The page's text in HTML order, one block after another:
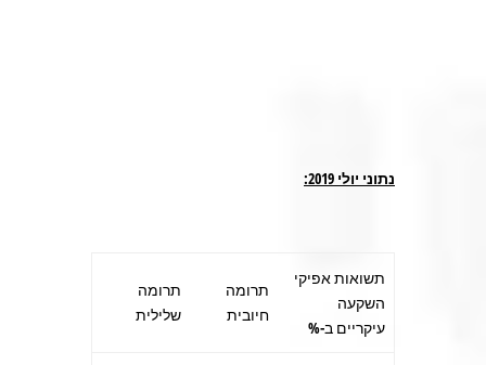
נתוני יולי 2019:
תשואות אפיקי
השקעה
עיקריים ב-%
תרומה
חיובית
תרומה
שלילית